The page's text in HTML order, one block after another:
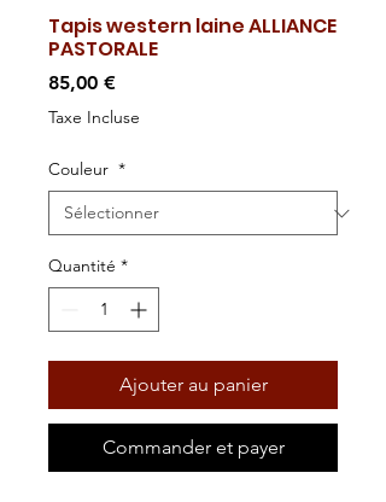
Tapis western laine ALLIANCE
PASTORALE
85,00 €Prix
Taxe Incluse
Couleur *
Quantité *
Ajouter au panier
Commander et payer